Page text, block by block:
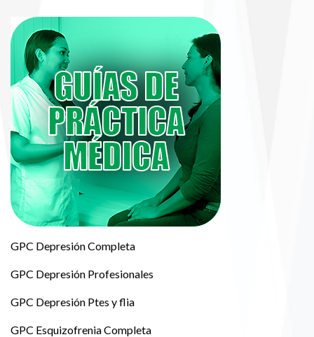
GPC Depresión Completa
GPC Depresión Profesionales
GPC Depresión Ptes y flia
GPC Esquizofrenia Completa